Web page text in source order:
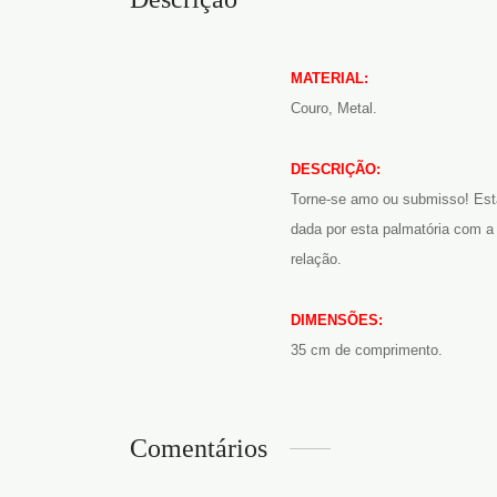
MATERIAL:
Couro, Metal.
DESCRIÇÃO:
Torne-se amo ou submisso!
dada por esta palmatória com
relação.
DIMENSÕES:
35 cm de comprimento.
Comentários